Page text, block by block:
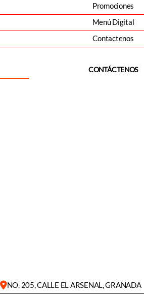
Promociones
Menú Digital
Contactenos
CONTÁCTENOS
NO. 205, CALLE EL ARSENAL, GRANADA